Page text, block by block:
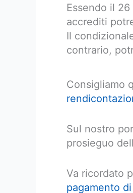
Essendo il
accrediti
Il
contrario,
Consigliamo
Sul nostro
prosieguo
Va ricordato
pagamento